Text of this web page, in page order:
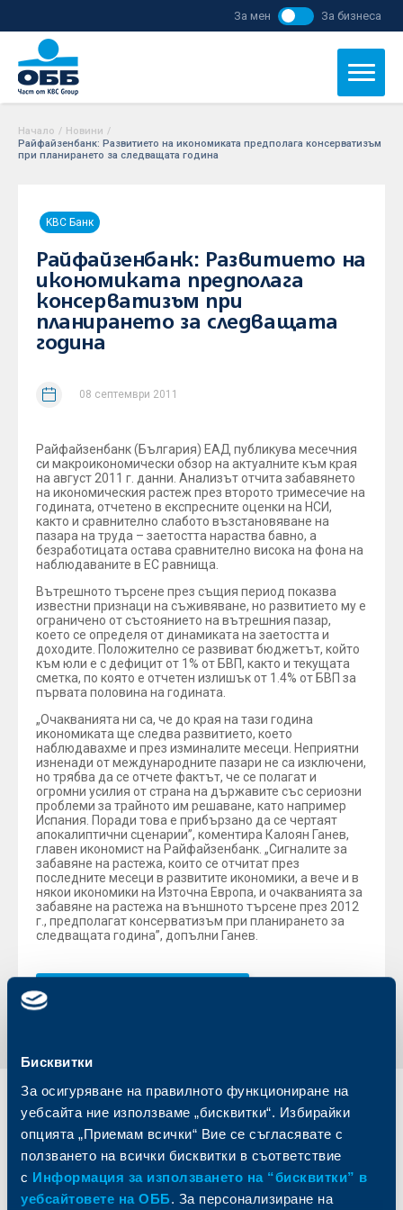
Бисквитки
За осигуряване на правилното функциониране на
уебсайта ние използваме „бисквитки“. Избирайки
опцията „Приемам всички“ Вие се съгласявате с
ползването на всички бисквитки в съответствие
с Информация за използването на “бисквитки” в
уебсайтовете на ОББ. За персонализиране на
За мен За бизнеса
Начало / Новини /
Райфайзенбанк: Развитието на икономиката предполага консерватизъм
при планирането за следващата година
KBC Банк
Райфайзенбанк: Развитието на
икономиката предполага
консерватизъм при
планирането за следващата
година
08 септември 2011
Райфайзенбанк (България) ЕАД публикува месечния
си макроикономически обзор на актуалните към края
на август 2011 г. данни. Анализът отчита забавянето
на икономическия растеж през второто тримесечие на
годината, отчетено в експресните оценки на НСИ,
както и сравнително слабото възстановяване на
пазара на труда – заетостта нараства бавно, а
безработицата остава сравнително висока на фона на
наблюдаваните в ЕС равнища.
Вътрешното търсене през същия период показва
известни признаци на съживяване, но развитието му е
ограничено от състоянието на вътрешния пазар,
което се определя от динамиката на заетостта и
доходите. Положително се развиват бюджетът, който
към юли е с дефицит от 1% от БВП, както и текущата
сметка, по която е отчетен излишък от 1.4% от БВП за
първата половина на годината.
„Очакванията ни са, че до края на тази година
икономиката ще следва развитието, което
наблюдавахме и през изминалите месеци. Неприятни
изненади от международните пазари не са изключени,
но трябва да се отчете фактът, че се полагат и
огромни усилия от страна на държавите със сериозни
проблеми за трайното им решаване, като например
Испания. Поради това е прибързано да се чертаят
апокалиптични сценарии”, коментира Калоян Ганев,
главен икономист на Райфайзенбанк. „Сигналите за
забавяне на растежа, които се отчитат през
последните месеци в развитите икономики, а вече и в
някои икономики на Източна Европа, и очакванията за
забавяне на растежа на външното търсене през 2012
г., предполагат консерватизъм при планирането за
следващата година”, допълни Ганев.
Индивидуални
клиенти
Сметки и плащания
Бизнес
клиенти